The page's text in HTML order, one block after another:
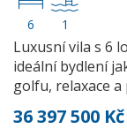
6 1
Luxusní vila s 6
ideální bydlení
golfu, relaxace a
36 397 500 Kč